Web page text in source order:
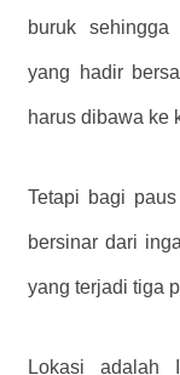
buruk
yang hadir
harus dibawa ke
Tetapi bagi
bersinar dari
yang terjadi tiga
Lokasi adalah